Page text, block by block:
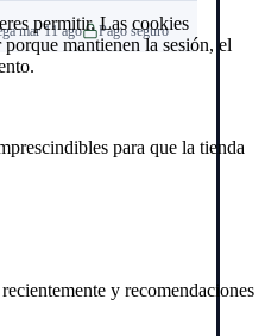
mar 11 ago Pago seguro
permitir. Las cookies
mantienen la sesión, el
para que la tienda
y recomendaciones